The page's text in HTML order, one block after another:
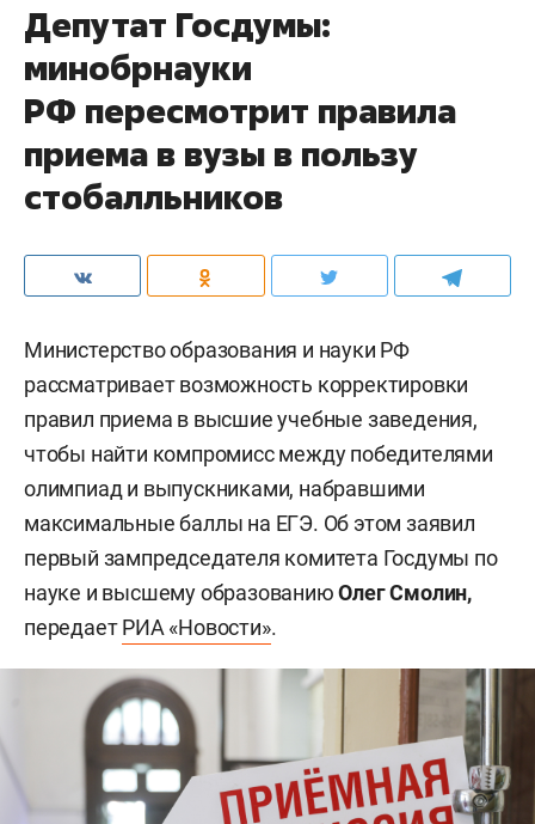
Депутат Госдумы:
минобрнауки
РФ пересмотрит правила
приема в вузы в пользу
стобалльников
Министерство образования и науки РФ
рассматривает возможность корректировки
правил приема в высшие учебные заведения,
чтобы найти компромисс между победителями
олимпиад и выпускниками, набравшими
максимальные баллы на ЕГЭ. Об этом заявил
первый зампредседателя комитета Госдумы по
науке и высшему образованиюОлег Смолин,
передаетРИА «Новости».